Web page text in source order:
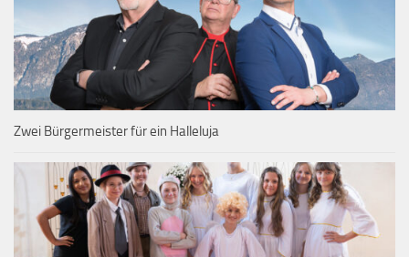
Zwei Bürgermeister für ein Halleluja